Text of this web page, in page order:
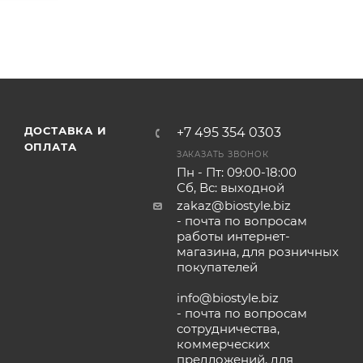
ДОСТАВКА И
ОПЛАТА
+7 495 354 0303
ЗАКАЗАТЬ ЗВОНОК
Пн - Пт: 09:00-18:00
Сб, Вс: выходной
zakaz@biostyle.biz
- почта по вопросам
работы интернет-
магазина, для розничных
покупателей
info@biostyle.biz
- почта по вопросам
сотрудничества,
коммерческих
предложений, для